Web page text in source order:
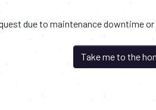
due to maintenance downtime
Take me to the